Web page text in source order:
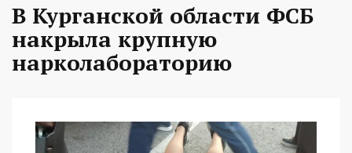
В Курганской области ФСБ
накрыла крупную
нарколабораторию